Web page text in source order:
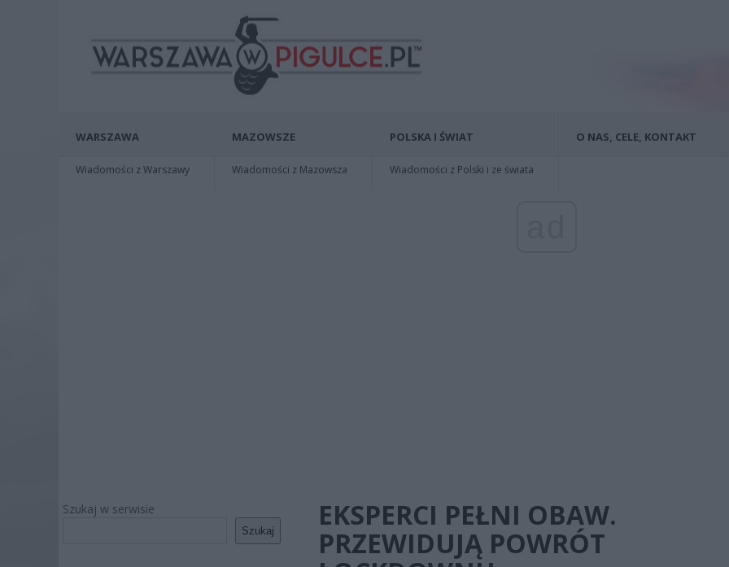
WARSZAWA
Wiadomości z Warszawy
MAZOWSZE
Wiadomości z Mazowsza
POLSKA I ŚWIAT
Wiadomości z Polski i ze świata
O NAS, CELE, KONTAKT
Szukaj w serwisie
Szukaj
EKSPERCI PEŁNI OBAW.
PRZEWIDUJĄ POWRÓT